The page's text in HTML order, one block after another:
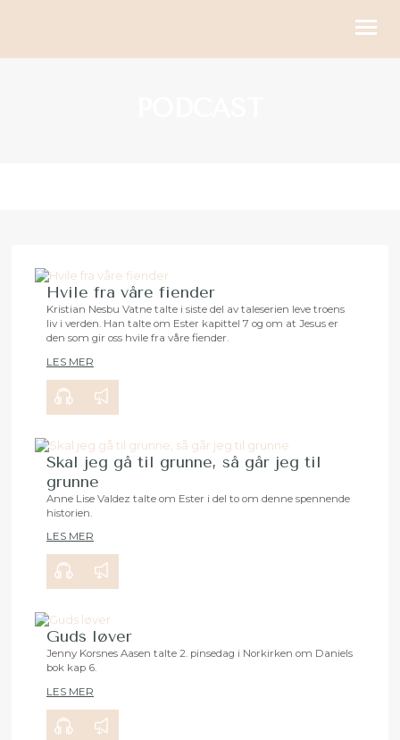
GI
Hvile fra våre fiender
00:00
Kristian Nesbu Vatne talte i siste del av taleserien leve troens
liv i verden. Han talte om Ester kapittel 7 og om at Jesus er
den som gir oss hvile fra våre fiender.
LES MER
Skal jeg gå til grunne, så går jeg til
grunne
Anne Lise Valdez talte om Ester i del to om denne spennende
historien.
LES MER
Guds løver
Jenny Korsnes Aasen talte 2. pinsedag i Norkirken om Daniels
bok kap 6.
LES MER